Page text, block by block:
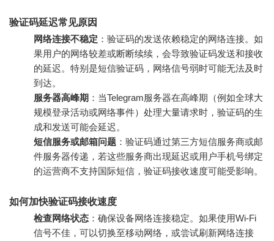
验证码延迟常见原因
网络连接不稳定 ：验证码的发送依赖稳定的网络连接。如
果用户的网络较差或断断续续，会导致验证码发送和接收
的延迟。特别是短信验证码，网络信号弱时可能无法及时
到达。
服务器高峰期 ：当Telegram服务器在高峰期（例如全球大
规模登录活动或网络事件）处理大量请求时，验证码的生
成和发送可能会延迟。
短信服务或邮箱问题 ：验证码通过第三方短信服务商或邮
件服务器传递，若这些服务商出现延迟或用户手机号绑定
的运营商不支持国际短信，验证码接收速度可能受影响。
如何加快验证码接收速度
检查网络状态 ：确保设备网络连接稳定。如果使用Wi-Fi
信号不佳，可以切换至移动网络，或尝试刷新网络连接